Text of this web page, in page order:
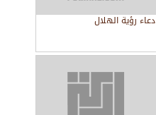
دعاء رؤية الهلال